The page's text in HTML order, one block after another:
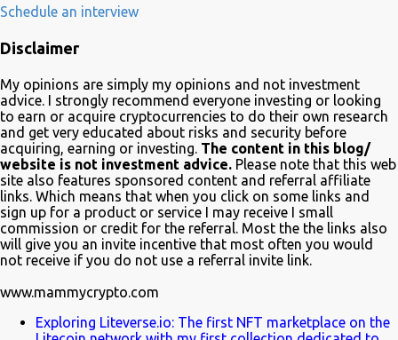
development, adoption and the demise of Frinkcoin cryptocurrency.
quite educative about blockchain. In a very funny way of course.
Twitter in celebration. Despite Litecoin being hilariously featured in
an anti-blockchain formula; Charlie Lee the creator of Litecoin, was
one of the first to tweet his excitement about the mention. Also on
Twitter, @TheSimpsons account is having fun with the audience
and the crypto community by running an asset pool. "Which one
would you invest in?" With FrinkCoin taking the lead...
Schedule an interview
Disclaimer
My opinions are simply my opinions and not investment
advice. I strongly recommend everyone investing or looking
to earn or acquire cryptocurrencies to do their own research
and get very educated about risks and security before
acquiring, earning or investing. The content in this blog/
website is not investment advice. Please note that this web
site also features sponsored content and referral affiliate
links. Which means that when you click on some links and
sign up for a product or service I may receive I small
commission or credit for the referral. Most the the links also
will give you an invite incentive that most often you would
not receive if you do not use a referral invite link.
www.mammycrypto.com
Exploring Liteverse.io: The first NFT marketplace on the